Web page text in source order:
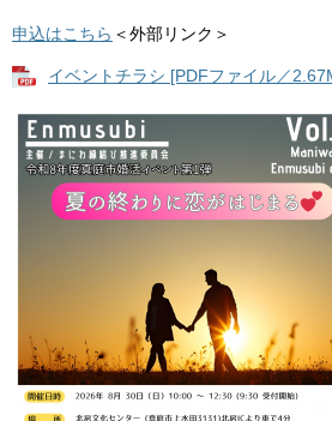
申込はこちら ＜外部リンク＞
イベントチラシ [PDFファイル／